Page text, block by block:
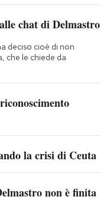
chat di Delmastro
deciso cioè di non
che le chiede da
la crisi di Ceuta
non è finita